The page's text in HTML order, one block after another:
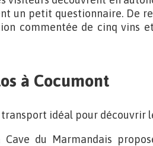
un petit questionnaire. De
commentée de cinq vins
à Cocumont
idéal pour découvrir
du Marmandais